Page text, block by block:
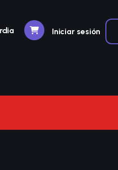
Iniciar sesión